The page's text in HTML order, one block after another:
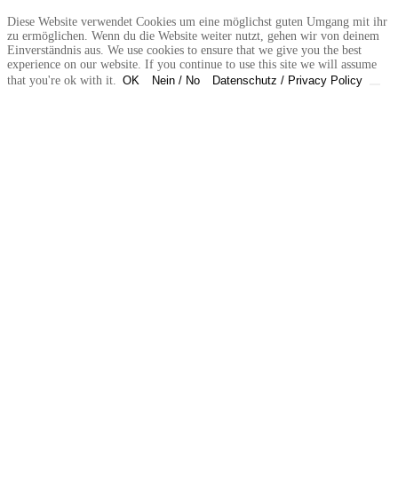
Diese Website verwendet Cookies um eine möglichst guten Umgang mit ihr
zu ermöglichen. Wenn du die Website weiter nutzt, gehen wir von deinem
Einverständnis aus. We use cookies to ensure that we give you the best
experience on our website. If you continue to use this site we will assume
that you're ok with it. OK Nein / No Datenschutz / Privacy Policy